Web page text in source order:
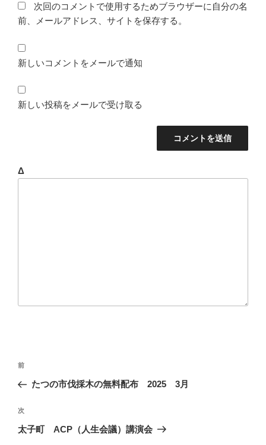
次回のコメントで使用するためブラウザーに自分の名
前、メールアドレス、サイトを保存する。
新しいコメントをメールで通知
新しい投稿をメールで受け取る
Δ
投
ナ
ビ
ゲ
前
の
稿
前
たつの市伐採木の無料配布 2025 3月
次
の
次
太子町 ACP（人生会議）講演会